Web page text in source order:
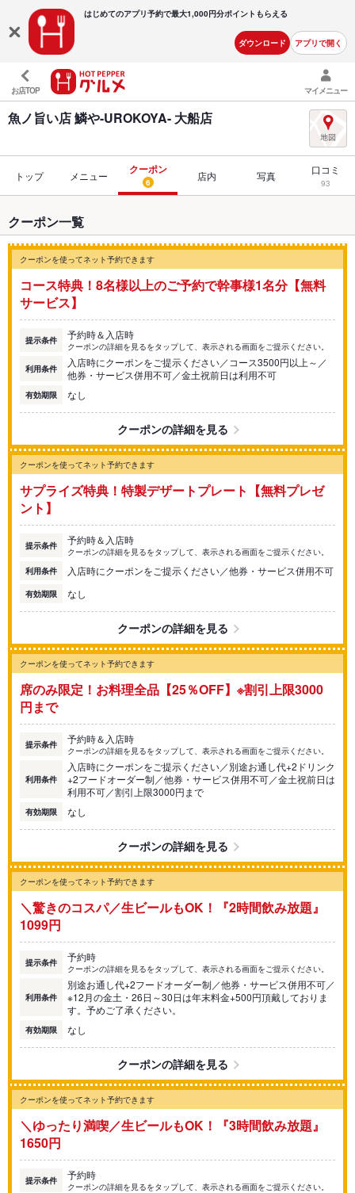
はじめてのアプリ予約で最大1,000円分ポイントもらえる
ダウンロード アプリで開く
お店TOP マイメニュー
魚ノ旨い店 鱗や-UROKOYA- 大船店
トップ メニュー クーポン
6 店内 写真 口コミ
93
クーポン一覧
クーポンを使ってネット予約できます
コース特典！8名様以上のご予約で幹事様1名分【無料
サービス】
提示条件 予約時＆入店時
クーポンの詳細を見るをタップして、表示される画面をご提示ください。
利用条件
入店時にクーポンをご提示ください／コース3500円以上～／
他券・サービス併用不可／金土祝前日は利用不可
有効期限 なし
クーポンの詳細を見る
クーポンを使ってネット予約できます
サプライズ特典！特製デザートプレート【無料プレゼ
ント】
提示条件 予約時＆入店時
クーポンの詳細を見るをタップして、表示される画面をご提示ください。
利用条件
入店時にクーポンをご提示ください／他券・サービス併用不可
有効期限 なし
クーポンの詳細を見る
クーポンを使ってネット予約できます
席のみ限定！お料理全品【25％OFF】※割引上限3000
円まで
提示条件 予約時＆入店時
クーポンの詳細を見るをタップして、表示される画面をご提示ください。
利用条件
入店時にクーポンをご提示ください／別途お通し代+2ドリンク
+2フードオーダー制／他券・サービス併用不可／金土祝前日は
利用不可／割引上限3000円まで
有効期限 なし
クーポンの詳細を見る
クーポンを使ってネット予約できます
＼驚きのコスパ／生ビールもOK！『2時間飲み放題』
1099円
提示条件 予約時
クーポンの詳細を見るをタップして、表示される画面をご提示ください。
利用条件
別途お通し代+2フードオーダー制／他券・サービス併用不可／
※12月の金土・26日～30日は年末料金+500円頂戴しておりま
す。予めご了承ください。
有効期限 なし
クーポンの詳細を見る
クーポンを使ってネット予約できます
＼ゆったり満喫／生ビールもOK！『3時間飲み放題』
1650円
提示条件 予約時
クーポンの詳細を見るをタップして、表示される画面をご提示ください。